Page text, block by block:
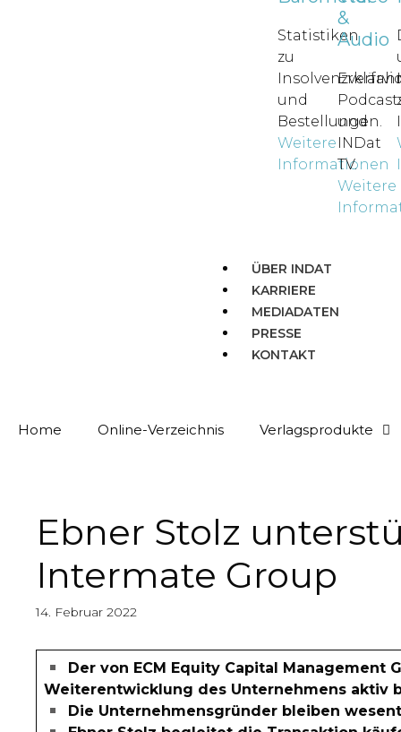
Statistiken
zu
und
Bestellungen.
Weitere
Informationen
&
Audio
und
INDat
TV.
Weitere
ÜBER INDAT
KARRIERE
MEDIADATEN
PRESSE
KONTAKT
Home Online-Verzeichnis Verlagsprodukte
Ebner Stolz
Intermate Group
14. Februar 2022
Der von ECM Equity Capital
Weiterentwicklung des Unternehmens aktiv
Die Unternehmensgründer bleiben